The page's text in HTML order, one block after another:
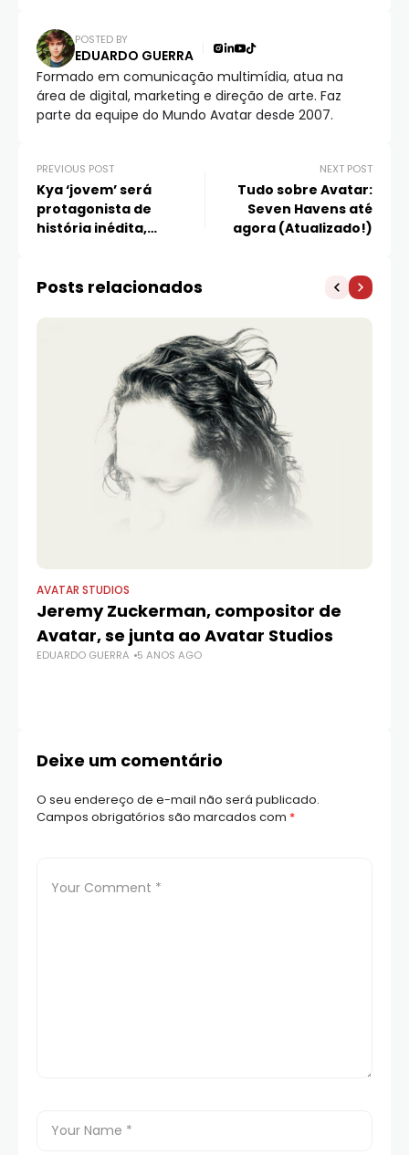
POSTED BY
EDUARDO GUERRA
Formado em comunicação multimídia, atua na
área de digital, marketing e direção de arte. Faz
parte da equipe do Mundo Avatar desde 2007.
PREVIOUS POST
Kya ‘jovem’ será
protagonista de
história inédita,
NEXT POST
Tudo sobre Avatar:
Seven Havens até
agora (Atualizado!)
Posts relacionados
AVATAR STUDIOS
Jeremy Zuckerman, compositor de
Avatar, se junta ao Avatar Studios
EDUARDO GUERRA 5 ANOS AGO
Deixe um comentário
O seu endereço de e-mail não será publicado.
Campos obrigatórios são marcados com *